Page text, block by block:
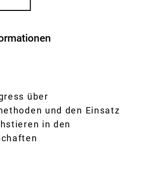
über
und den Einsatz
in den